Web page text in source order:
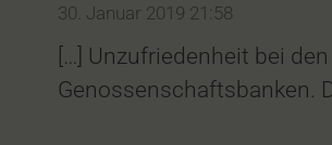
30. Januar 2019 21:58
[…] Unzufriedenheit bei
Genossenschaftsbanken.